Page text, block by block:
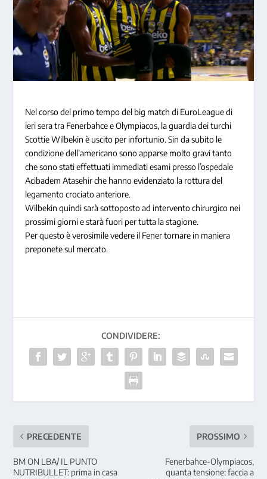
Nel corso del primo tempo del big match di EuroLeague di
ieri sera tra Fenerbahce e Olympiacos, la guardia dei turchi
Scottie Wilbekin è uscito per infortunio. Sin da subito le
condizione dell’americano sono apparse molto gravi tanto
che sono stati effettuati immediati esami presso l’ospedale
Acibadem Atasehir che hanno evidenziato la rottura del
legamento crociato anteriore.
Wilbekin quindi sarà sottoposto ad intervento chirurgico nei
prossimi giorni e starà fuori per tutta la stagione.
Per questo è verosimile vedere il Fener tornare in maniera
preponete sul mercato.
CONDIVIDERE:
PRECEDENTE
BM ON LBA/ IL PUNTO
NUTRIBULLET: prima in casa
PROSSIMO
Fenerbahce-Olympiacos,
quanta tensione: faccia a